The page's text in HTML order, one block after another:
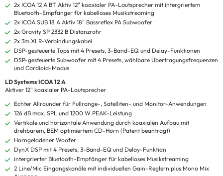
2x ICOA 12 A BT Aktiv 12" koaxialer PA-Lautsprecher mit intergriertem
Bluetooth-Empfänger für kabelloses Musikstreaming
2x ICOA SUB 18 A Aktiv 18" Bassreflex PA Subwoofer
2x Gravity SP 2332 B Distanzrohr
2x 3m XLR-Verbindungskabel
DSP-gesteuerte Tops mit 4 Presets, 3-Band-EQ und Delay-Funktionen
DSP-gesteuerte Subwoofer mit 4 Presets, wählbare Übertragungsfrequenzen
und Cardioid-Modus
LD Systems ICOA 12 A
Aktiver 12" koaxialer PA-Lautsprecher
Echter Allrounder für Fullrange-, Satelliten- und Monitor-Anwendungen
126 dB max. SPL und 1200 W PEAK-Leistung
Vertikale und horizontale Anwendung durch koaxialen Aufbau mit
drehbarem, BEM optimiertem CD-Horn (Patent beantragt)
Horngeladener Woofer
DynX DSP mit 4 Presets, 3-Band-EQ und Delay-Funktion
intergrierter Bluetooth-Empfänger für kabelloses Musikstreaming
2 Line/Mic Eingangskanäle mit individuellen Gain-Reglern plus Mono Mix